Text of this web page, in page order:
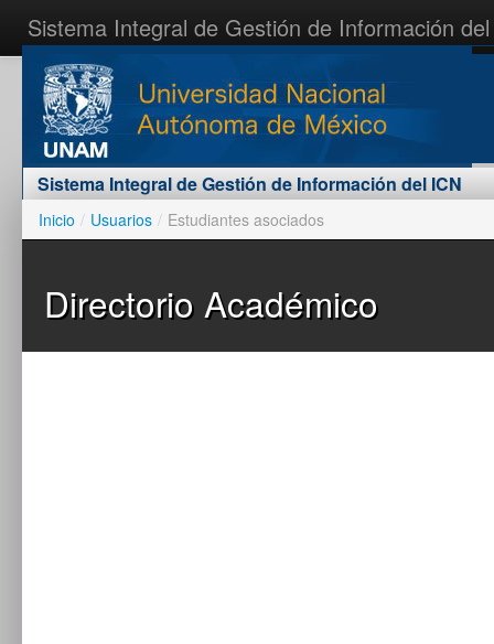
Sistema Integral de Gestión de Información
Inicio
Contáctenos
Acceder al sistema
Sistema Integral de Gestión de Información del ICN
Inicio / Usuarios / Estudiantes asociados
Directorio Académico